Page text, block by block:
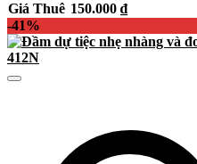
Giá Thuê 150.000 ₫
-41%